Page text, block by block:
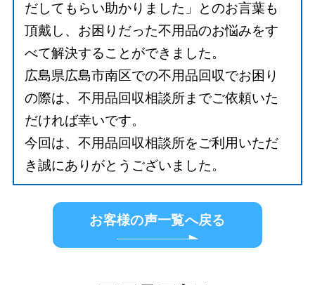
だしてもらい助かりました」とのお言葉も
頂戴し、お困りだった不用品のお悩みをす
べて解決することができました。
広島県広島市南区での不用品回収でお困り
の際は、不用品回収相談所までご依頼いた
だければ幸いです。
今回は、不用品回収相談所をご利用いただ
き誠にありがとうございました。
お客様の声一覧へ戻る